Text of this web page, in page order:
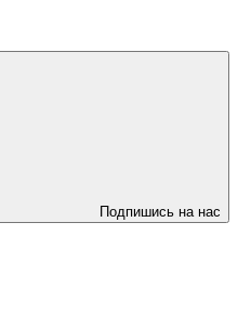
Подпишись на нас